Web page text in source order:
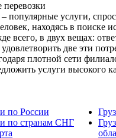
– популярные услуги,
находясь в поиске
всего, в двух вещах:
две эти
плотной сети
услуги высокого
по России
по странам СНГ